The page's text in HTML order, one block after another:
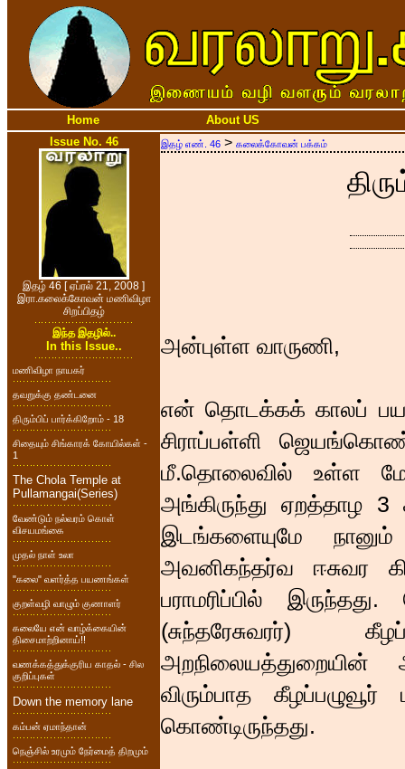
Home
About US
Issue No. 46
இதழ் 46 [ ஏப்ரல் 21, 2008 ]
இரா.கலைக்கோவன் மணிவிழா
சிறப்பிதழ்
இந்த இதழில்..
In this Issue..
மணிவிழா நாயகர்
தவறுக்கு தண்டனை
திரும்பிப் பார்க்கிறோம் - 18
சிதையும் சிங்காரக் கோயில்கள் -
1
The Chola Temple at
Pullamangai(Series)
வேண்டும் நல்வரம் கொள்
விசயமங்கை
முதல் நாள் உலா
"கலை" வளர்த்த பயணங்கள்
குறள்வழி வாழும் குணாளர்
கலையே என் வாழ்க்கையின்
திசைமாற்றினாய்!!
வணக்கத்துக்குரிய காதல் - சில
குறிப்புகள்
Down the memory lane
கம்பன் ஏமாந்தான்
நெஞ்சில் உரமும் நேர்மைத் திறமும்
இதழ் எண். 46 > கலைக்கோவன் பக்கம்
அன்புள்ள வாருணி,
என் தொடக்கக் காலப்
சிராப்பள்ளி
மீ.தொலைவில் உள்ள
அங்கிருந்து ஏறத்தாழ 3
இடங்களையுமே
அவனிகந்தர்வ ஈசுவர
பராமரிப்பில்
(சுந்தரேசுவரர்)
அறநிலையத்துறையின்
விரும்பாத
கொண்டிருந்தது.